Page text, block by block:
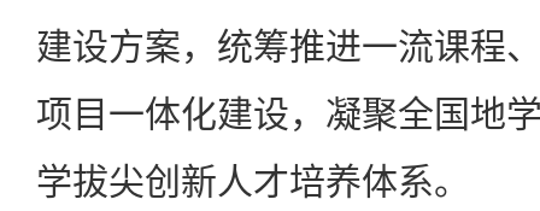
建设方案，统筹推进一流课程
项目一体化建设，凝聚全国地
学拔尖创新人才培养体系。